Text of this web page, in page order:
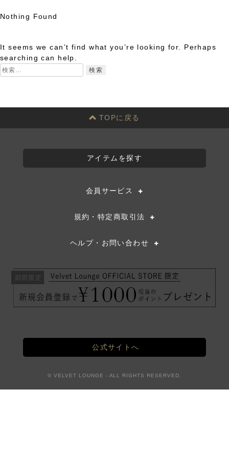
content
Nothing Found
It seems we can’t find what you’re looking for. Perhaps
searching can help.
検
索:
TOPに戻る
アイテムを探す
会員サービス
規約・特定商取引法
ヘルプ・お問い合わせ
公式サイトへ
© VELVET LOUNGE - ALL RIGHTS RESERVED.